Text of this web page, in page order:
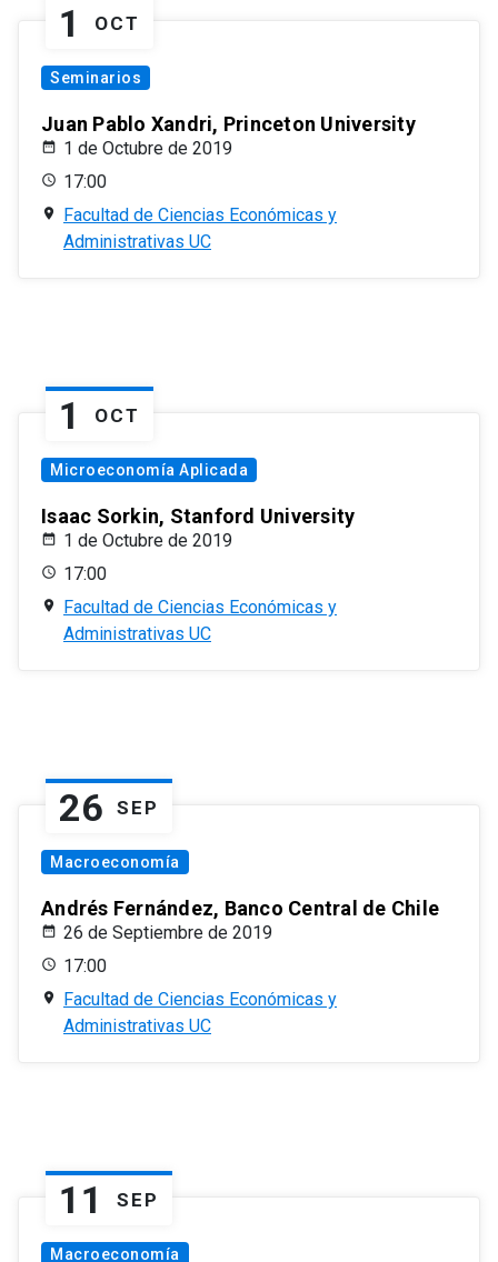
1 OCT
Seminarios
Juan Pablo Xandri, Princeton University
1 de Octubre de 2019
17:00
Facultad de Ciencias Económicas y
Administrativas UC
1 OCT
Microeconomía Aplicada
Isaac Sorkin, Stanford University
1 de Octubre de 2019
17:00
Facultad de Ciencias Económicas y
Administrativas UC
26 SEP
Macroeconomía
Andrés Fernández, Banco Central de Chile
26 de Septiembre de 2019
17:00
Facultad de Ciencias Económicas y
Administrativas UC
11 SEP
Macroeconomía